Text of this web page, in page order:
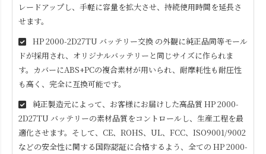
レードアップし、手軽に容量を拡大させ、持続使用時間を延長さ
せます。
HP 2000-2D27TU バッテリー交換 の外観に純正品同等モール
ドが採用され、オリジナルバッテリーと同じサイズに作られま
す。カバーにABS+PCの複合素材が用いられ、耐摩耗性も耐圧性
も高く、完全に互換可能です。
純正製造元によって、お客様にお届けした高品質 HP 2000-
2D27TU バッテリーの素材品質をコントロールし、生産工程を最
適化させます。そして、CE、ROHS、UL、FCC、ISO9001/9002
などの安全性に関する国際認証に合格するよう、全ての HP 2000-